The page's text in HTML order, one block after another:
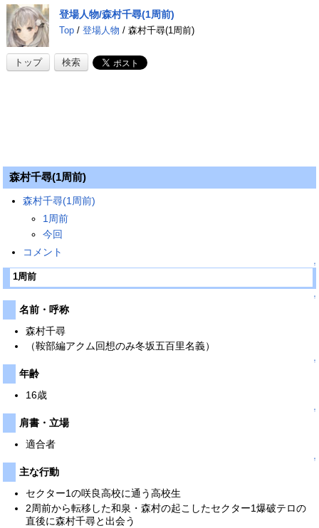
登場人物/森村千尋(1周前)
Top/ 登場人物 / 森村千尋(1周前)
トップ 検索
森村千尋(1周前)
森村千尋(1周前)
1周前
今回
コメント
↑
1周前
↑
名前・呼称
森村千尋
（鞍部編アクム回想のみ冬坂五百里名義）
↑
年齢
16歳
↑
肩書・立場
適合者
↑
主な行動
セクター1の咲良高校に通う高校生
2周前から転移した和泉・森村の起こしたセクター1爆破テロの
直後に森村千尋と出会う